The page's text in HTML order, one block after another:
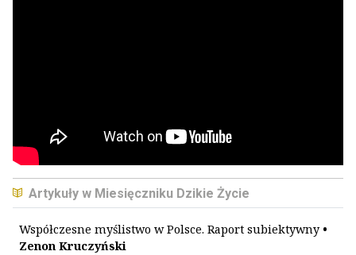
Artykuły w Miesięczniku Dzikie Życie
Współczesne myślistwo w Polsce. Raport subiektywny•
Zenon Kruczyński